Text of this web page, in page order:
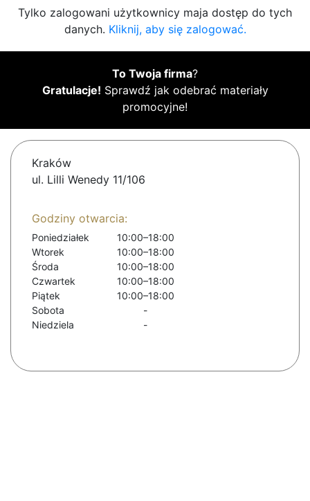
Tylko zalogowani użytkownicy maja dostęp do tych
danych. Kliknij, aby się zalogować.
To Twoja firma?
Gratulacje! Sprawdź jak odebrać materiały
promocyjne!
Kraków
ul. Lilli Wenedy 11/106
Godziny otwarcia:
Poniedziałek
10:00–18:00
Wtorek
10:00–18:00
Środa
10:00–18:00
Czwartek
10:00–18:00
Piątek
10:00–18:00
Sobota
-
Niedziela
-